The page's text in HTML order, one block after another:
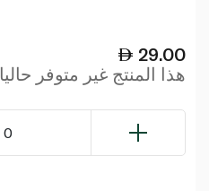
29.00
هذا المنتج غير متوفر حاليا
0